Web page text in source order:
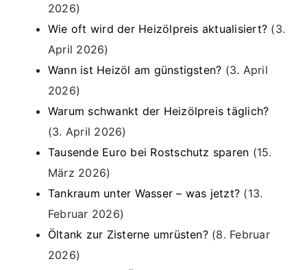
2026)
Wie oft wird der Heizölpreis aktualisiert? (3.
April 2026)
Wann ist Heizöl am günstigsten? (3. April
2026)
Warum schwankt der Heizölpreis täglich?
(3. April 2026)
Tausende Euro bei Rostschutz sparen (15.
März 2026)
Tankraum unter Wasser – was jetzt? (13.
Februar 2026)
Öltank zur Zisterne umrüsten? (8. Februar
2026)